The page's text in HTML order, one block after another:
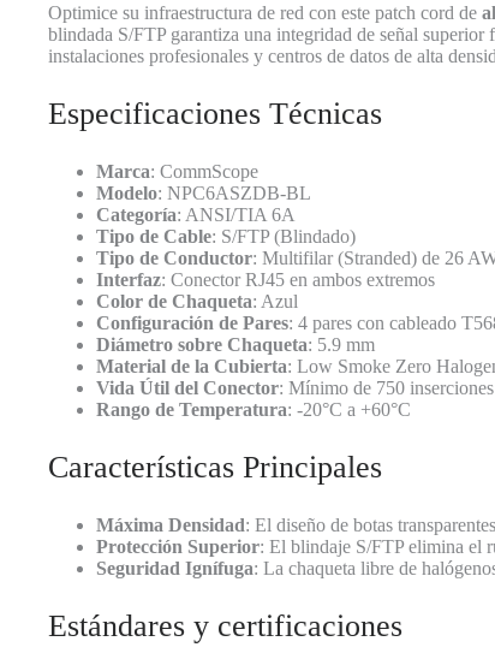
Optimice su infraestructura de red con este patch cord de
blindada S/FTP garantiza una integridad de señal
instalaciones profesionales y centros de datos de alta
Especificaciones Técnicas
Marca: CommScope
Modelo: NPC6ASZDB-BL
Categoría: ANSI/TIA 6A
Tipo de Cable: S/FTP (Blindado)
Tipo de Conductor: Multifilar (Stranded) de 26
Interfaz: Conector RJ45 en ambos extremos
Color de Chaqueta: Azul
Configuración de Pares: 4 pares con cableado
Diámetro sobre Chaqueta: 5.9 mm
Material de la Cubierta: Low Smoke Zero
Vida Útil del Conector: Mínimo de 750 inserciones
Rango de Temperatura: -20°C a +60°C
Características Principales
Máxima Densidad: El diseño de botas
Protección Superior: El blindaje S/FTP elimina el
Seguridad Ignífuga: La chaqueta libre de
Estándares y certificaciones